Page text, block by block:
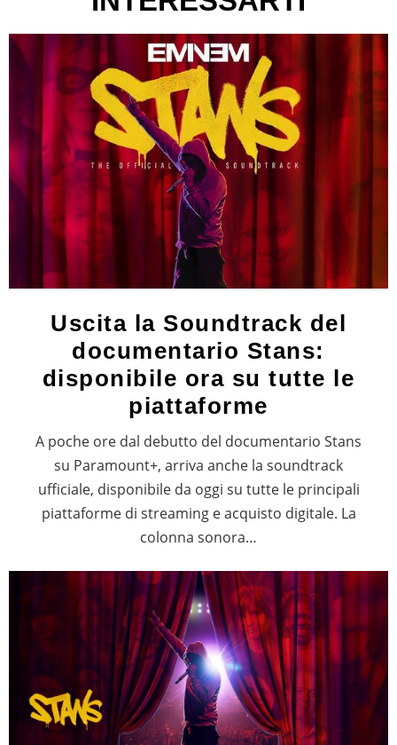
Uscita la Soundtrack del
documentario Stans:
disponibile ora su tutte le
piattaforme
A poche ore dal debutto del documentario Stans
su Paramount+, arriva anche la soundtrack
ufficiale, disponibile da oggi su tutte le principali
piattaforme di streaming e acquisto digitale. La
colonna sonora…